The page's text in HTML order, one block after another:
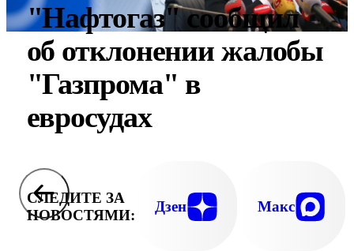
"Нафтогаз" сообщил
об отклонении жалобы
"Газпрома" в
евросудах
СЛЕДИТЕ ЗА
НОВОСТЯМИ:
Дзен Макс